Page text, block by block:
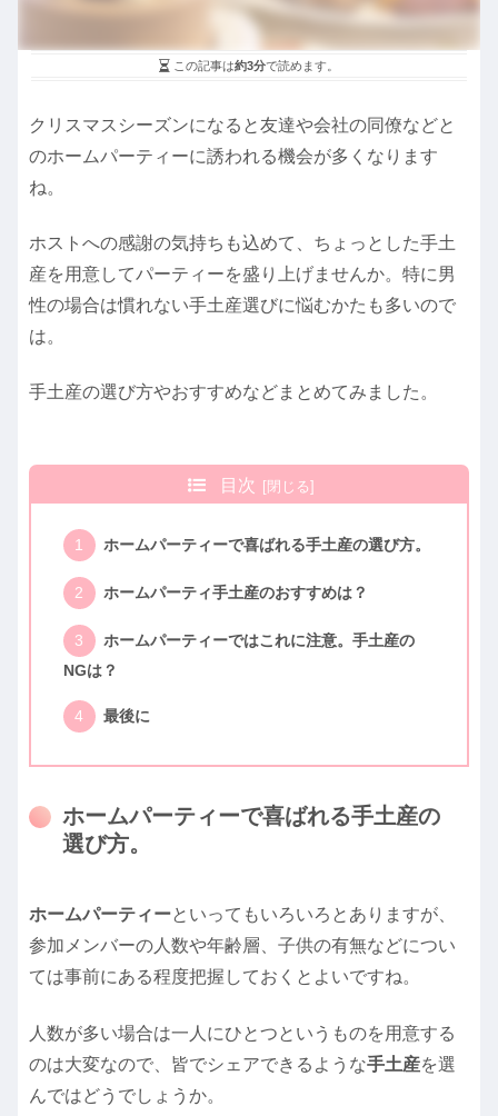
この記事は約3分で読めます。
クリスマスシーズンになると友達や会社の同僚などと
のホームパーティーに誘われる機会が多くなります
ね。
ホストへの感謝の気持ちも込めて、ちょっとした手土
産を用意してパーティーを盛り上げませんか。特に男
性の場合は慣れない手土産選びに悩むかたも多いので
は。
手土産の選び方やおすすめなどまとめてみました。
目次
ホームパーティーで喜ばれる手土産の選び方。
ホームパーティ手土産のおすすめは？
ホームパーティーではこれに注意。手土産の
NGは？
最後に
ホームパーティーで喜ばれる手土産の
選び方。
ホームパーティーといってもいろいろとありますが、
参加メンバーの人数や年齢層、子供の有無などについ
ては事前にある程度把握しておくとよいですね。
人数が多い場合は一人にひとつというものを用意する
のは大変なので、皆でシェアできるような手土産を選
んではどうでしょうか。